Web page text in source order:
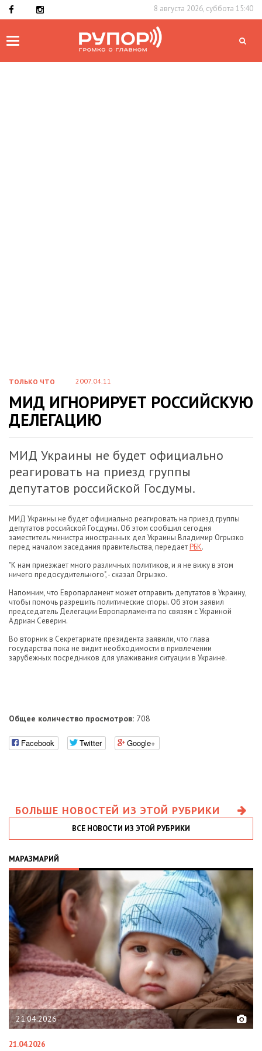
8 августа 2026, суббота 15:40
Toggle
ТОЛЬКО ЧТО 2007.04.11
МИД ИГНОРИРУЕТ РОССИЙСКУЮ
ДЕЛЕГАЦИЮ
МИД Украины не будет официально
реагировать на приезд группы
депутатов российской Госдумы.
МИД Украины не будет официально реагировать на приезд группы
депутатов российской Госдумы. Об этом сообщил сегодня
заместитель министра иностранных дел Украины Владимир Огрызко
перед началом заседания правительства, передаетРБК.
"К нам приезжает много различных политиков, и я не вижу в этом
ничего предосудительного", - сказал Огрызко.
Напомним, что Европарламент может отправить депутатов в Украину,
чтобы помочь разрешить политические споры. Об этом заявил
председатель Делегации Европарламента по связям с Украиной
Адриан Северин.
Во вторник в Секретариате президента заявили, что глава
государства пока не видит необходимости в привлечении
зарубежных посредников для улаживания ситуации в Украине.
Общее количество просмотров: 708
Facebook Twitter Google+
БОЛЬШЕ НОВОСТЕЙ ИЗ ЭТОЙ РУБРИКИ
ВСЕ НОВОСТИ ИЗ ЭТОЙ РУБРИКИ
МАРАЗМАРИЙ
21.04.2026
21.04.2026